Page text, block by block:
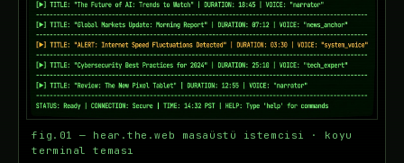
fig.01 — hear.the.web masaüstü istemcisi · koyu
terminal teması